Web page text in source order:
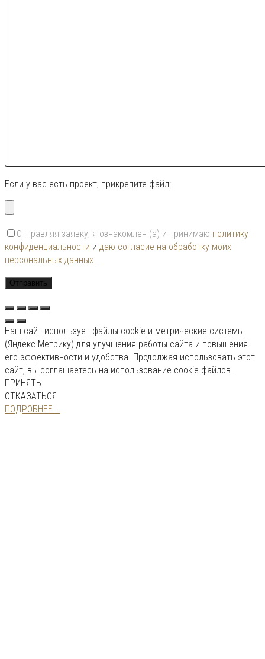
Если у вас есть проект, прикрепите файл:
Отправляя заявку, я ознакомлен (а) и принимаю политику
конфиденциальности и даю согласие на обработку моих
персональных данных
Наш сайт использует файлы cookie и метрические системы
(Яндекс Метрику) для улучшения работы сайта и повышения
его эффективности и удобства. Продолжая использовать этот
сайт, вы соглашаетесь на использование cookie-файлов.
ПРИНЯТЬ
ОТКАЗАТЬСЯ
ПОДРОБНЕЕ...